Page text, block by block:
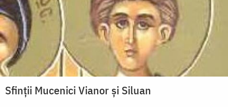
Sfinţii Mucenici Vianor şi Siluan